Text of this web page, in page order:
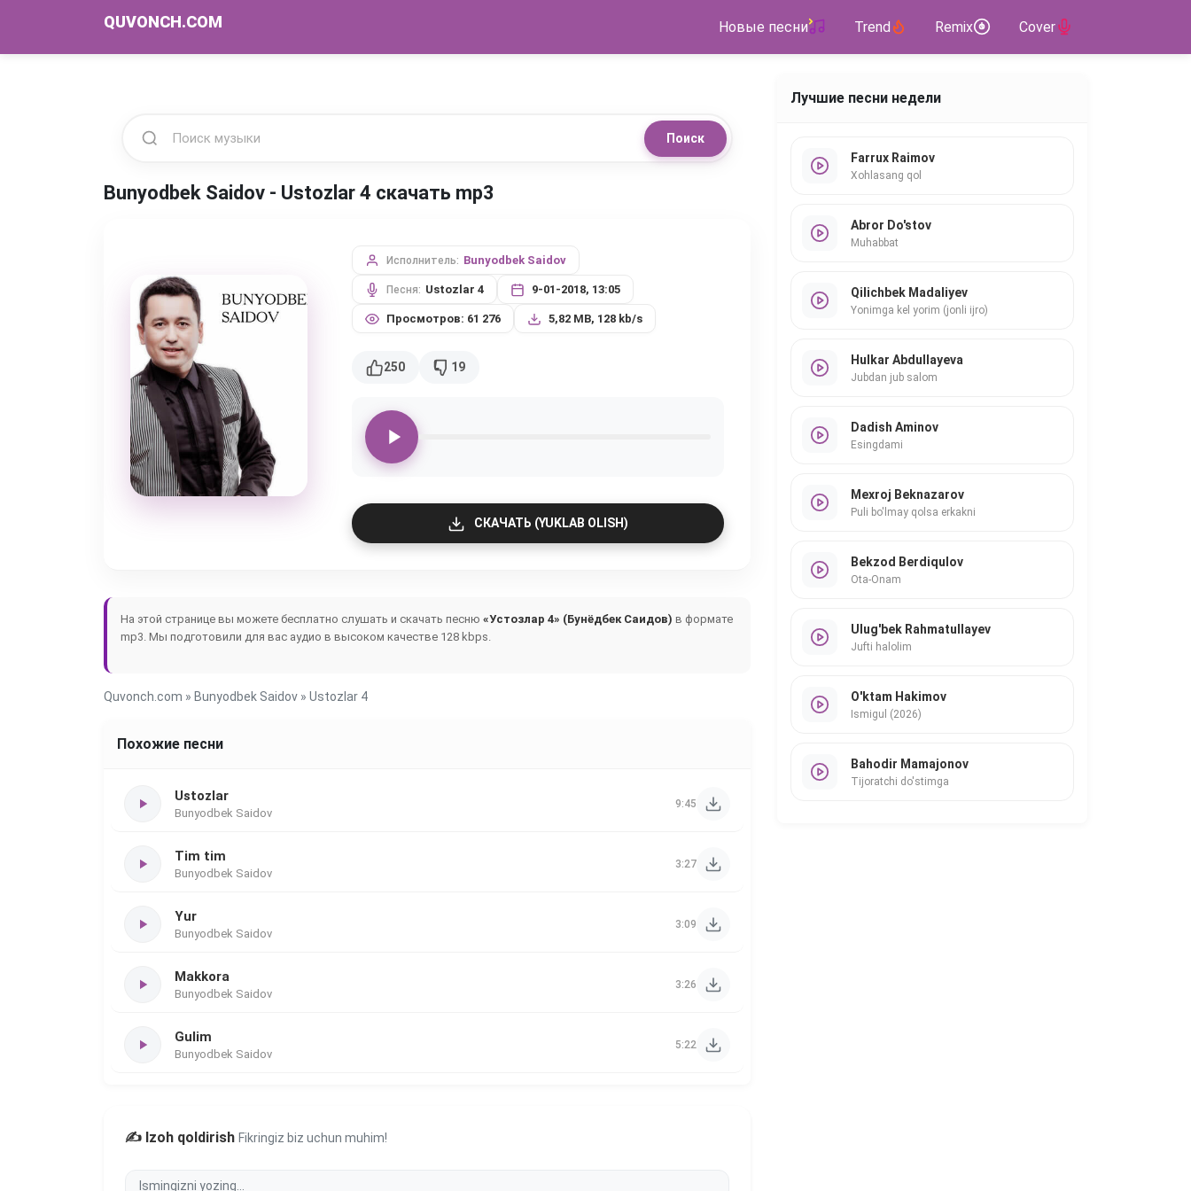
QUVONCH.COM Новые песни Trend Remix Cover
Поиск
Bunyodbek Saidov - Ustozlar 4 скачать mp3
Исполнитель: Bunyodbek Saidov
Песня: Ustozlar 4 9-01-2018, 13:05
Просмотров: 61 276 5,82 MB, 128 kb/s
250 19
СКАЧАТЬ (YUKLAB OLISH)
На этой странице вы можете бесплатно слушать и скачать песню «Устозлар 4» (Бунёдбек Саидов) в формате
mp3. Мы подготовили для вас аудио в высоком качестве 128 kbps.
Quvonch.com » Bunyodbek Saidov » Ustozlar 4
Похожие песни
Ustozlar
Bunyodbek Saidov
9:45
Tim tim
Bunyodbek Saidov
3:27
Yur
Bunyodbek Saidov
3:09
Makkora
Bunyodbek Saidov
3:26
Gulim
Bunyodbek Saidov
5:22
✍️ Izoh qoldirish Fikringiz biz uchun muhim!
Лучшие песни недели
Farrux Raimov
Xohlasang qol
Abror Do'stov
Muhabbat
Qilichbek Madaliyev
Yonimga kel yorim (jonli ijro)
Hulkar Abdullayeva
Jubdan jub salom
Dadish Aminov
Esingdami
Mexroj Beknazarov
Puli bo'lmay qolsa erkakni
Bekzod Berdiqulov
Ota-Onam
Ulug'bek Rahmatullayev
Jufti halolim
O'ktam Hakimov
Ismigul (2026)
Bahodir Mamajonov
Tijoratchi do'stimga